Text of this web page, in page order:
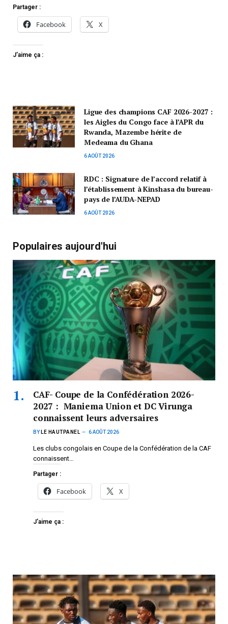
Partager :
Facebook X
J’aime ça :
Ligue des champions CAF 2026-2027 :
les Aigles du Congo face à l’APR du
Rwanda, Mazembe hérite de
Medeama du Ghana
6 AOÛT 2026
RDC : Signature de l’accord relatif à
l’établissement à Kinshasa du bureau-
pays de l’AUDA-NEPAD
6 AOÛT 2026
Populaires aujourd'hui
CAF- Coupe de la Confédération 2026-
2027 : Maniema Union et DC Virunga
connaissent leurs adversaires
BY LE HAUTPANEL 6 AOÛT 2026
Les clubs congolais en Coupe de la Confédération de la CAF
connaissent…
Partager :
Facebook X
J’aime ça :